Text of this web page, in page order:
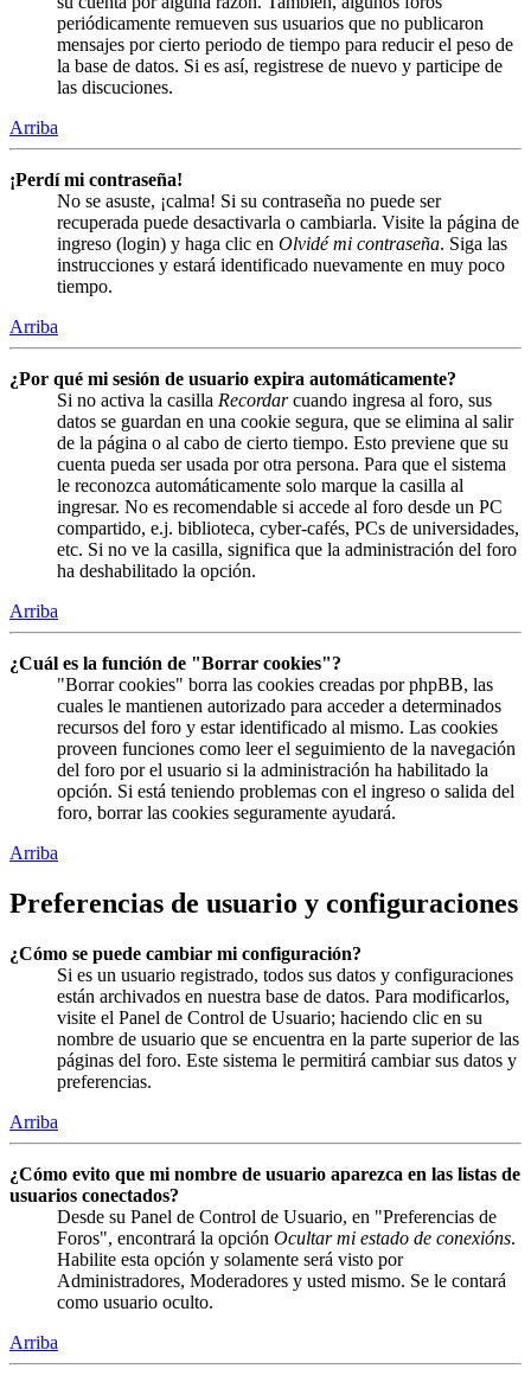
periódicamente remueven sus usuarios que no publicaron
mensajes por cierto periodo de tiempo para reducir el peso de
la base de datos. Si es así, registrese de nuevo y participe de
las discuciones.
Arriba
¡Perdí mi contraseña!
No se asuste, ¡calma! Si su contraseña no puede ser
recuperada puede desactivarla o cambiarla. Visite la página de
ingreso (login) y haga clic en Olvidé mi contraseña. Siga las
instrucciones y estará identificado nuevamente en muy poco
tiempo.
Arriba
¿Por qué mi sesión de usuario expira automáticamente?
Si no activa la casilla Recordarcuando ingresa al foro, sus
datos se guardan en una cookie segura, que se elimina al salir
de la página o al cabo de cierto tiempo. Esto previene que su
cuenta pueda ser usada por otra persona. Para que el sistema
le reconozca automáticamente solo marque la casilla al
ingresar. No es recomendable si accede al foro desde un PC
compartido, e.j. biblioteca, cyber-cafés, PCs de universidades,
etc. Si no ve la casilla, significa que la administración del foro
ha deshabilitado la opción.
Arriba
¿Cuál es la función de "Borrar cookies"?
"Borrar cookies" borra las cookies creadas por phpBB, las
cuales le mantienen autorizado para acceder a determinados
recursos del foro y estar identificado al mismo. Las cookies
proveen funciones como leer el seguimiento de la navegación
del foro por el usuario si la administración ha habilitado la
opción. Si está teniendo problemas con el ingreso o salida del
foro, borrar las cookies seguramente ayudará.
Arriba
Preferencias de usuario y configuraciones
¿Cómo se puede cambiar mi configuración?
Si es un usuario registrado, todos sus datos y configuraciones
están archivados en nuestra base de datos. Para modificarlos,
visite el Panel de Control de Usuario; haciendo clic en su
nombre de usuario que se encuentra en la parte superior de las
páginas del foro. Este sistema le permitirá cambiar sus datos y
preferencias.
Arriba
¿Cómo evito que mi nombre de usuario aparezca en las listas de
usuarios conectados?
Desde su Panel de Control de Usuario, en "Preferencias de
Foros", encontrará la opción Ocultar mi estado de conexións.
Habilite esta opción y solamente será visto por
Administradores, Moderadores y usted mismo. Se le contará
como usuario oculto.
Arriba